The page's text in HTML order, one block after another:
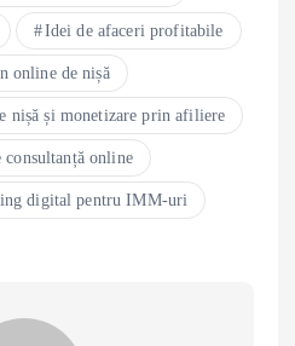
Idei de afaceri profitabile
online de nișă
nișă și monetizare prin afiliere
consultanță online
digital pentru IMM-uri